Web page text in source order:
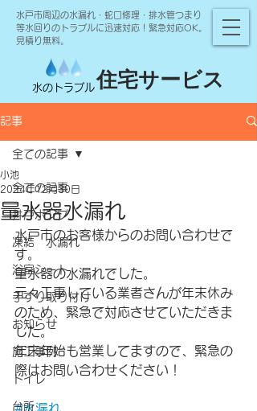
水戸市周辺の水漏れ・蛇口修理・排水管つまり
等水回りのトラブルに迅速対応！緊急対応OK。
見積り無料。
水のトラブル住宅サービス
記事
全ての記事
井戸ポンプ
凍結 水漏れ
浴室シート
手すり取り付け
お知らせ
施工事例
トイレ
台所
全ての記事
量水器水漏れ
小池
2024年12月30日
水戸市のお客様からのお問い合わせで
す。
量水器の水漏れでした。
元々工事している業者さんが年末休み
のため、緊急で対応させていただきま
した。
年末年始も営業してますので、緊急の
際はお問い合わせください！